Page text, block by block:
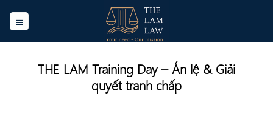
THE LAM Training Day – Án lệ & Giải
quyết tranh chấp